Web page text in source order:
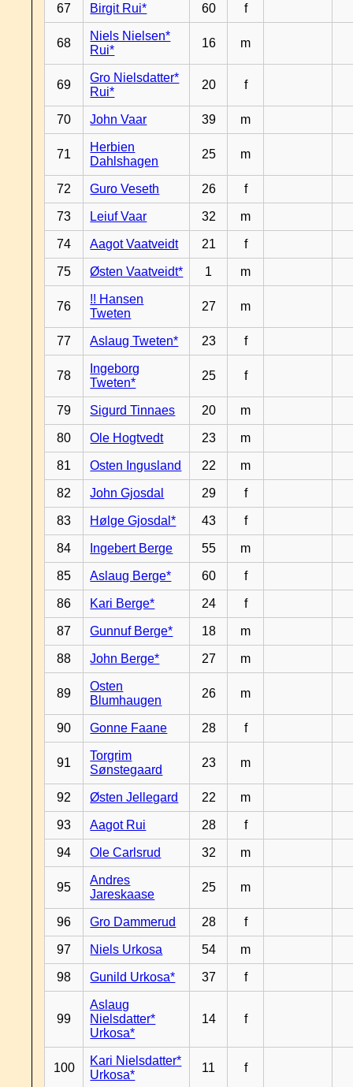
67 Birgit Rui* 60 f
68
Niels Nielsen*
Rui*
16 m
69
Gro Nielsdatter*
Rui*
20 f
70 John Vaar 39 m
71
Herbien
Dahlshagen
25 m
72 Guro Veseth 26 f
73 Leiuf Vaar 32 m
74 Aagot Vaatveidt 21 f
75 Østen Vaatveidt* 1 m
76
!! Hansen
Tweten
27 m
77 Aslaug Tweten* 23 f
78
Ingeborg
Tweten*
25 f
79 Sigurd Tinnaes 20 m
80 Ole Hogtvedt 23 m
81 Osten Ingusland 22 m
82 John Gjosdal 29 f
83 Hølge Gjosdal* 43 f
84 Ingebert Berge 55 m
85 Aslaug Berge* 60 f
86 Kari Berge* 24 f
87 Gunnuf Berge* 18 m
88 John Berge* 27 m
89
Osten
Blumhaugen
26 m
90 Gonne Faane 28 f
91
Torgrim
Sønstegaard
23 m
92 Østen Jellegard 22 m
93 Aagot Rui 28 f
94 Ole Carlsrud 32 m
95
Andres
Jareskaase
25 m
96 Gro Dammerud 28 f
97 Niels Urkosa 54 m
98 Gunild Urkosa* 37 f
99
Aslaug
Nielsdatter*
Urkosa*
14 f
100
Kari Nielsdatter*
Urkosa*
11 f